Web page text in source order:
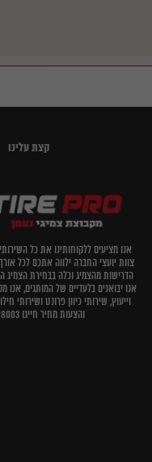
קצת עלינו
אנו מציעים ללקוחותינו את כל
צוות יועצי החברה ילווה אתכם לכל
הדרישות מהצמיג וכלה בבחירת הצמיג
אנו יבואנים בלעדיים של המותגים, אנו
וייעוץ, שירותי כיוון פרונט ושירותי
והצעות מחיר חייגו 1700508003.